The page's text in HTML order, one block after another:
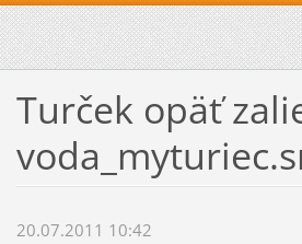
Turček opäť
20.07.2011 10:42